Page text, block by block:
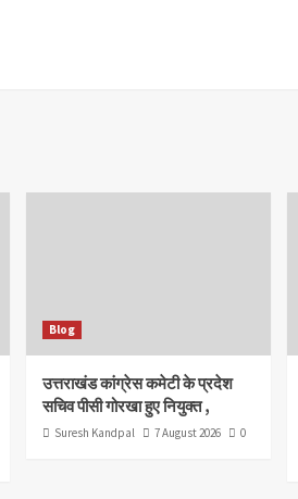
Blog
उत्तराखंड कांग्रेस कमेटी के प्रदेश
सचिव पीसी गोरखा हुए नियुक्त ,
Suresh Kandpal 7 August 2026 0